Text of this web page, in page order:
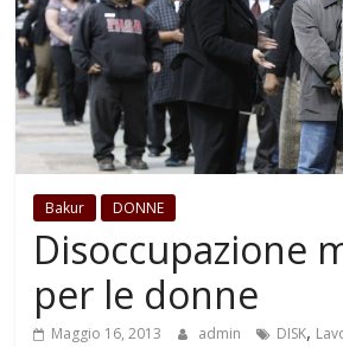
Bakur DONNE
Disoccupazione
per le donne
Maggio 16, 2013 admin DISK,